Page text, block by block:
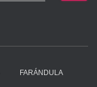
FARÁNDULA